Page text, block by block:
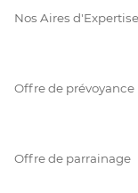
Nos Aires d'Expertise
Offre de prévoyance
Offre de parrainage